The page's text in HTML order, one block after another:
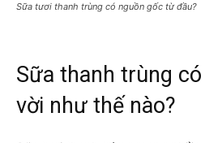
Sữa tươi thanh trùng có nguồn gốc từ đầu?
Sữa thanh trùng
vời như thế nào?